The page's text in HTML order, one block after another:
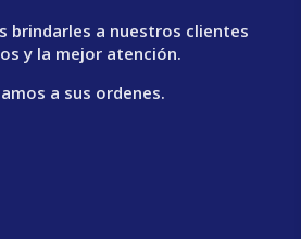
brindarles a nuestros clientes
y la mejor atención.
a sus ordenes.